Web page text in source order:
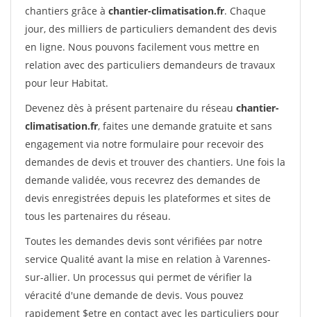
chantiers grâce à chantier-climatisation.fr. Chaque
jour, des milliers de particuliers demandent des devis
en ligne. Nous pouvons facilement vous mettre en
relation avec des particuliers demandeurs de travaux
pour leur Habitat.
Devenez dès à présent partenaire du réseau chantier-
climatisation.fr, faites une demande gratuite et sans
engagement via notre formulaire pour recevoir des
demandes de devis et trouver des chantiers. Une fois la
demande validée, vous recevrez des demandes de
devis enregistrées depuis les plateformes et sites de
tous les partenaires du réseau.
Toutes les demandes devis sont vérifiées par notre
service Qualité avant la mise en relation à Varennes-
sur-allier. Un processus qui permet de vérifier la
véracité d'une demande de devis. Vous pouvez
rapidement $etre en contact avec les particuliers pour